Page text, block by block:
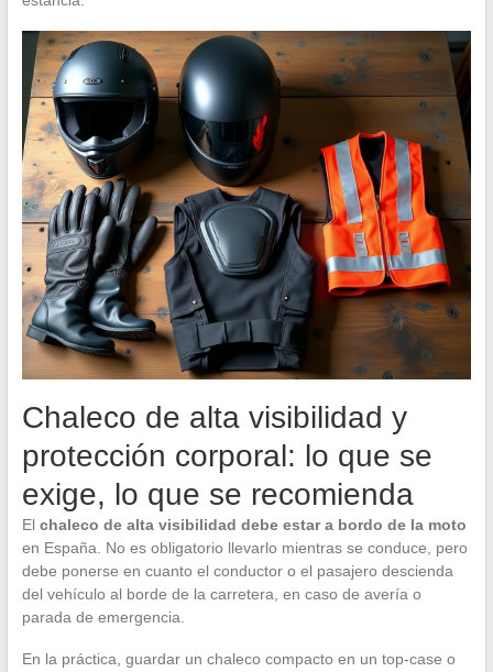
Chaleco de alta visibilidad y
protección corporal: lo que se
exige, lo que se recomienda
El chaleco de alta visibilidad debe estar a bordo de la moto
en España. No es obligatorio llevarlo mientras se conduce, pero
debe ponerse en cuanto el conductor o el pasajero descienda
del vehículo al borde de la carretera, en caso de avería o
parada de emergencia.
En la práctica, guardar un chaleco compacto en un top-case o